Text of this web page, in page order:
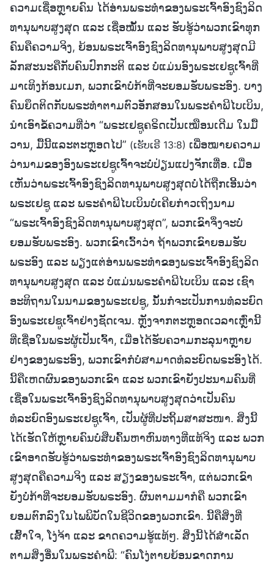
ຄວາມເຊື່ອຫຼາຍຄົນ ໄດ້ອ່ານພຣະທຳຂອງພຣະເຈົ້າອົງຊົງລິດ
ທານຸພາບສູງສຸດ ແລະ ເຊື່ອໝັ້ນ ແລະ ຮັບຮູ້ວ່າພວກເຂົາທຸກ
ຄົນຄືຄວາມຈິງ, ຍ້ອນພຣະເຈົ້າອົງຊົງລິດທານຸພາບສູງສຸດມີ
ລັກສະນະຄືກັບຄົນປົກກະຕິ ແລະ ບໍ່ແມ່ນອົງພຣະເຢຊູເຈົ້າທີ່
ມາເທິງກ້ອນເມກ, ພວກເຂົາບໍ່ກ້າທີ່ຈະຍອມຮັບພຣະອົງ. ບາງ
ຄົນຍຶດຕິດກັບພຣະທຳຕາມຕົວອັກສອນໃນພຣະຄຳພີໄບເບິນ,
ນໍາເອົາຂໍ້ຄວາມທີ່ວ່າ “ພຣະເຢຊູຄຣິດເປັນເໝືອນເດີມ ໃນມື້
ວານ, ມື້ນີ້ແລະຕະຫຼອດໄປ” (ເຮັບເຣີ 13:8) ເພື່ອໝາຍຄວາມ
ວ່ານາມຂອງອົງພຣະເຢຊູເຈົ້າຈະບໍ່ປ່ຽນແປງຈັກເທື່ອ. ເມື່ອ
ເຫັນວ່າພຣະເຈົ້າອົງຊົງລິດທານຸພາບສູງສຸດບໍ່ໄດ້ຖືກເອີ້ນວ່າ
ພຣະເຢຊູ ແລະ ພຣະຄຳພີໄບເບິນບໍ່ເຄີຍກ່າວເຖິງນາມ
“ພຣະເຈົ້າອົງຊົງລິດທານຸພາບສູງສຸດ”, ພວກເຂົາຈຶ່ງຈະບໍ່
ຍອມຮັບພຣະອົງ. ພວກເຂົາເວົ້າວ່າ ຖ້າພວກເຂົາຍອມຮັບ
ພຣະອົງ ແລະ ພຽງແຕ່ອ່ານພຣະທຳຂອງພຣະເຈົ້າອົງຊົງລິດ
ທານຸພາບສູງສຸດ ແລະ ບໍ່ແມ່ນພຣະຄຳພີໄບເບິນ ແລະ ເຊົາ
ອະທິຖານໃນນາມຂອງພຣະເຢຊູ, ນັ້ນກໍຈະເປັນການທໍລະຍົດ
ອົງພຣະເຢຊູເຈົ້າຢ່າງຊັດເຈນ. ຫຼັງຈາກຕະຫຼອດເວລາເຫຼົ່ານີ້
ທີ່ເຊື່ອໃນພຣະຜູ້ເປັນເຈົ້າ, ເມື່ອໄດ້ຮັບຄວາມກະລຸນາຫຼາຍ
ຢ່າງຂອງພຣະອົງ, ພວກເຂົາກໍບໍ່ສາມາດທໍລະຍົດພຣະອົງໄດ້.
ນີ້ຄືເຫດຜົນຂອງພວກເຂົາ ແລະ ພວກເຂົາຍັງປະນາມຄົນທີ່
ເຊື່ອໃນພຣະເຈົ້າອົງຊົງລິດທານຸພາບສູງສຸດວ່າເປັນຄົນ
ທໍລະຍົດອົງພຣະເຢຊູເຈົ້າ, ເປັນຜູ້ທີ່ປະຖິ້ມສາສະໜາ. ສິ່ງນີ້
ໄດ້ເຮັດໃຫ້ຫຼາຍຄົນບໍ່ສືບຄົ້ນຫາຫົນທາງທີ່ແທ້ຈິງ ແລະ ພວກ
ເຂົາອາດຮັບຮູ້ວ່າພຣະທຳຂອງພຣະເຈົ້າອົງຊົງລິດທານຸພາບ
ສູງສຸດຄືຄວາມຈິງ ແລະ ສຽງຂອງພຣະເຈົ້າ, ແຕ່ພວກເຂົາ
ຍັງບໍ່ກ້າທີ່ຈະຍອມຮັບພຣະອົງ. ຜົນຕາມມາກໍຄື ພວກເຂົາ
ຍອມຕົກລົງໃນໄພພິບັດໃນຊີວິດຂອງພວກເຂົາ. ນີ້ຄືສິ່ງທີ່
ເສົ້າໃຈ, ໂງ່ຈ້າ ແລະ ຂາດຄວາມຮູ້ແທ້ໆ. ສິ່ງນີ້ໄດ້ສຳເລັດ
ຕາມສິ່ງອື່ນໃນພຣະຄຳພີ: “ຄົນໂງ່ຕາຍຍ້ອນຂາດການ